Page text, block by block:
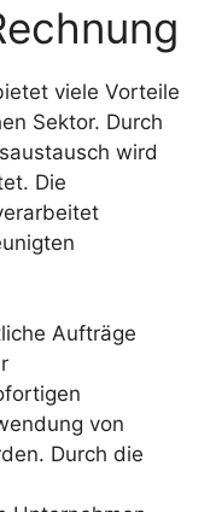
viele Vorteile
Sektor. Durch
wird
Die
Aufträge
von
Durch die